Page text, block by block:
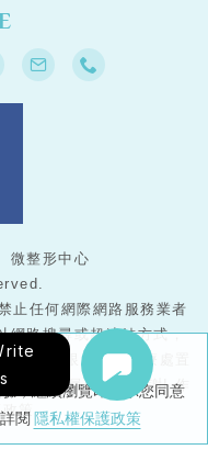
，繼續瀏覽即表示您同意
閱 隱私權保護政策
微整形中心
止任何網際網路服務業者
網路搜尋或超連結方式，
不在此限。任何醫療處置
與醫護人員配合，謝謝! 作
政策